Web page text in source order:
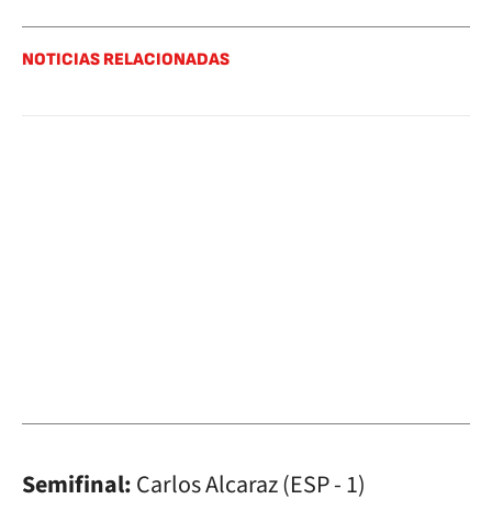
NOTICIAS RELACIONADAS
Semifinal:Carlos Alcaraz (ESP - 1)